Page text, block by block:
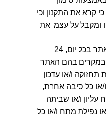
קרא את התקנון וכי
ומקבל על עצמו את
ניתן לבצע רכישות באתר בכל יום, 24
בהם האתר
תחזוקה ו/או עדכון
או כל סיבה אחרת,
ו/או שביתה
נפילת מתח ו/או כל